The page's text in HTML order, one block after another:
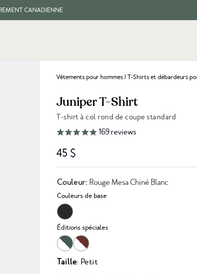
CANADIENNE
Vêtements pour hommes / T-Shirts et débardeurs
Juniper T-Shirt
T-shirt à col rond de coupe standard
Lien vers les avis
169reviews
45 $
Couleur: Rouge Mesa Chiné Blanc
Couleurs de base
Éditions spéciales
Taille: Petit